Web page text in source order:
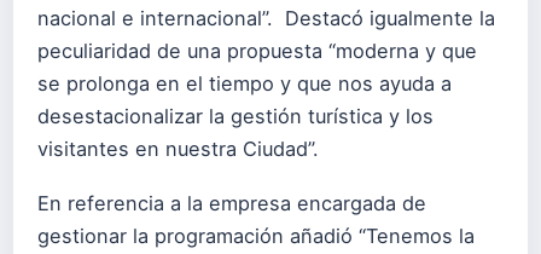
nacional e internacional”. Destacó igualmente la
peculiaridad de una propuesta “moderna y que
se prolonga en el tiempo y que nos ayuda a
desestacionalizar la gestión turística y los
visitantes en nuestra Ciudad”.
En referencia a la empresa encargada de
gestionar la programación añadió “Tenemos la